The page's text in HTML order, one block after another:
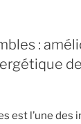
:
est l’une